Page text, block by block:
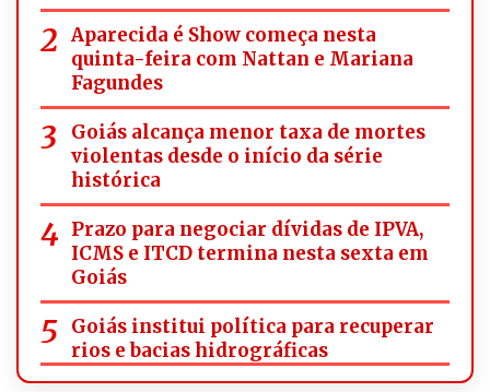
Aparecida é Show começa nesta
quinta-feira com Nattan e Mariana
Fagundes
Goiás alcança menor taxa de mortes
violentas desde o início da série
histórica
Prazo para negociar dívidas de IPVA,
ICMS e ITCD termina nesta sexta em
Goiás
Goiás institui política para recuperar
rios e bacias hidrográficas